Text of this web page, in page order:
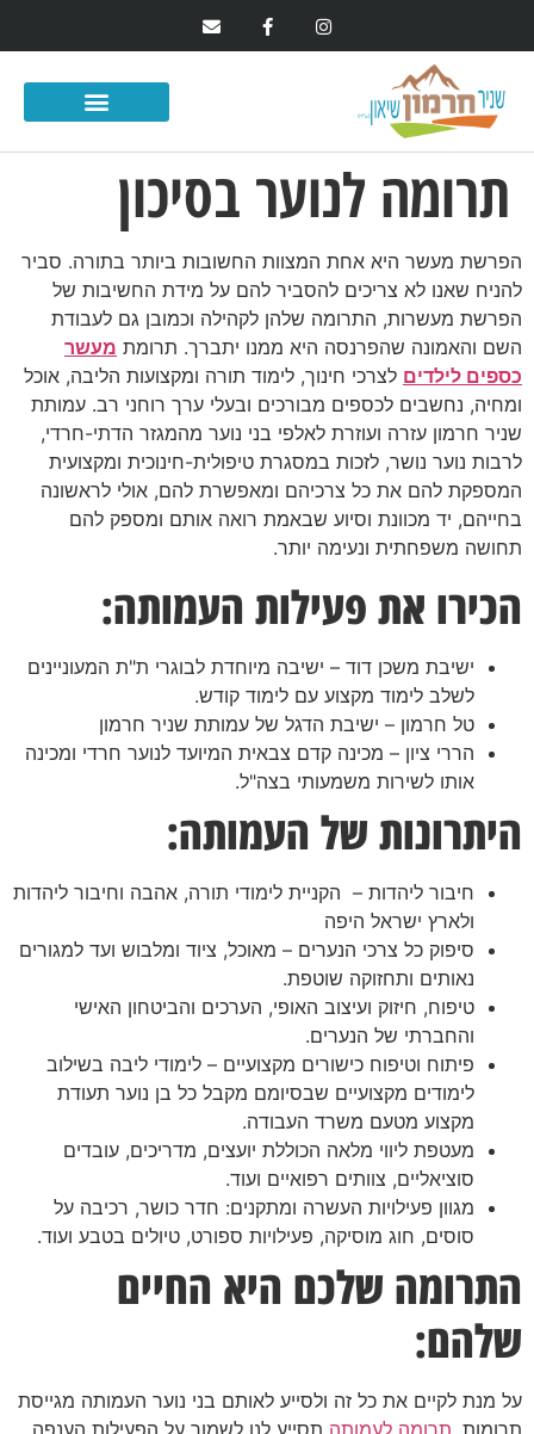
תרומה לנוער בסיכון
הפרשת מעשר היא אחת המצוות החשובות ביותר בתורה. סביר
להניח שאנו לא צריכים להסביר להם על מידת החשיבות של
הפרשת מעשרות, התרומה שלהן לקהילה וכמובן גם לעבודת
השם והאמונה שהפרנסה היא ממנו יתברך. תרומת מעשר
כספים לילדים לצרכי חינוך, לימוד תורה ומקצועות הליבה, אוכל
ומחיה, נחשבים לכספים מבורכים ובעלי ערך רוחני רב. עמותת
שניר חרמון עזרה ועוזרת לאלפי בני נוער מהמגזר הדתי-חרדי,
לרבות נוער נושר, לזכות במסגרת טיפולית-חינוכית ומקצועית
המספקת להם את כל צרכיהם ומאפשרת להם, אולי לראשונה
בחייהם, יד מכוונת וסיוע שבאמת רואה אותם ומספק להם
תחושה משפחתית ונעימה יותר.
הכירו את פעילות העמותה:
ישיבת משכן דוד – ישיבה מיוחדת לבוגרי ת"ת המעוניינים
לשלב לימוד מקצוע עם לימוד קודש.
טל חרמון – ישיבת הדגל של עמותת שניר חרמון
הררי ציון – מכינה קדם צבאית המיועד לנוער חרדי ומכינה
אותו לשירות משמעותי בצה"ל.
היתרונות של העמותה:
חיבור ליהדות – הקניית לימודי תורה, אהבה וחיבור ליהדות
ולארץ ישראל היפה
סיפוק כל צרכי הנערים – מאוכל, ציוד ומלבוש ועד למגורים
נאותים ותחזוקה שוטפת.
טיפוח, חיזוק ועיצוב האופי, הערכים והביטחון האישי
והחברתי של הנערים.
פיתוח וטיפוח כישורים מקצועיים – לימודי ליבה בשילוב
לימודים מקצועיים שבסיומם מקבל כל בן נוער תעודת
מקצוע מטעם משרד העבודה.
מעטפת ליווי מלאה הכוללת יועצים, מדריכים, עובדים
סוציאליים, צוותים רפואיים ועוד.
מגוון פעילויות העשרה ומתקנים: חדר כושר, רכיבה על
סוסים, חוג מוסיקה, פעילויות ספורט, טיולים בטבע ועוד.
התרומה שלכם היא החיים
שלהם:
על מנת לקיים את כל זה ולסייע לאותם בני נוער העמותה מגייסת
תרומות. תרומה לעמותה תסייע לנו לשמור על הפעילות הענפה